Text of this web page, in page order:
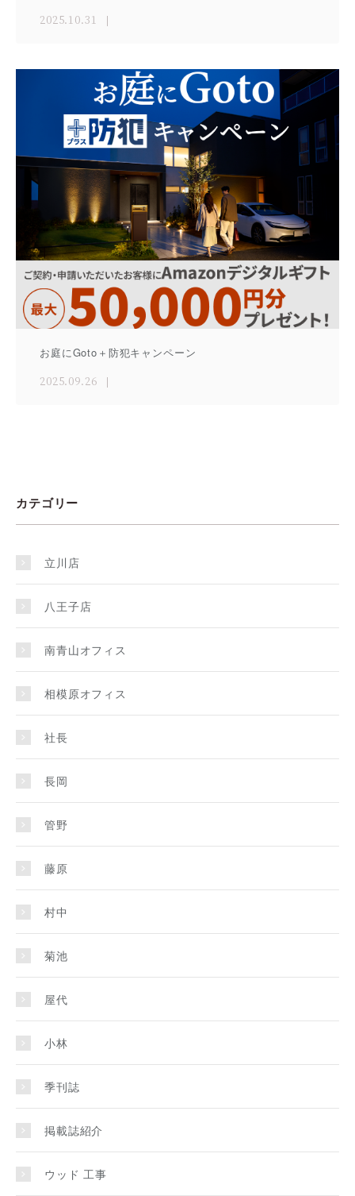
2025.10.31
お庭にGoto＋防犯キャンペーン
2025.09.26
カテゴリー
立川店
八王子店
南青山オフィス
相模原オフィス
社長
長岡
管野
藤原
村中
菊池
屋代
小林
季刊誌
掲載誌紹介
ウッド 工事